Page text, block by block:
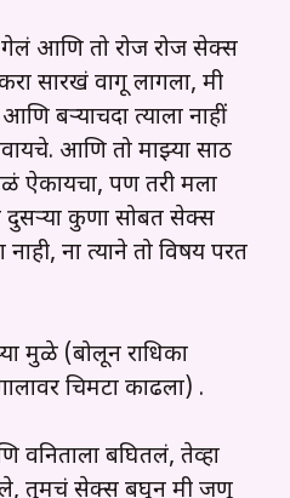
आणि तो रोज रोज सेक्स
सारखं वागू लागला, मी
बऱ्याचदा त्याला नाहीं
आणि तो माझ्या साठी
ऐकायचा, पण तरी मला
दुसऱ्या कुणा सोबत सेक्स
ना त्याने तो विषय परत
मुळे (बोलून राधिका
चिमटा काढला) .
वनिताला बघितलं, तेव्हा
तुमचं सेक्स बघून मी जणू